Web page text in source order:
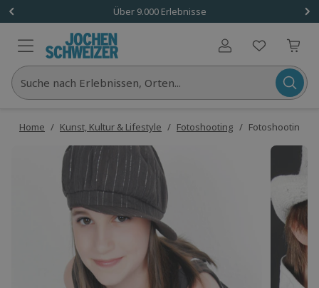
Über 9.000 Erlebnisse
Benutzerkonto
Suche nach Erlebnissen, Orten...
Home / Kunst, Kultur & Lifestyle / Fotoshooting / Fotoshooting